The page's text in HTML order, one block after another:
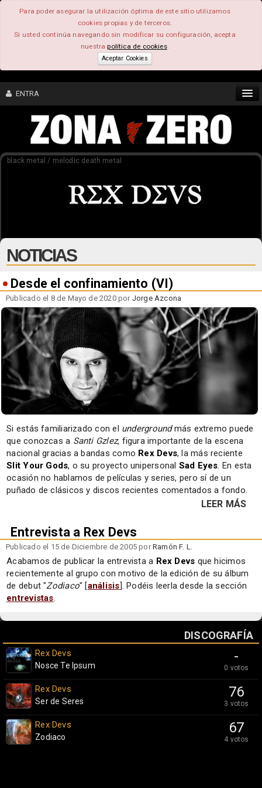
Para poder asegurar la utilización óptima de este sitio utilizamos
cookies propias y de terceros.
Si usted continúa navegando sin modificar su configuración, acepta
nuestrapolítica de cookies.
Aceptar Cookies
ENTRA
CONTENIDO
black metal / melodic death metal
NOTICIAS
Desde el confinamiento (VI)
Publicado el 8 de Mayo de 2020 por Jorge Azcona
Si estás familiarizado con el undergroundmás extremo puede
que conozcas a Santi Gzlez, figura importante de la escena
nacional gracias a bandas como Rex Devs, la más reciente
Slit Your Gods, o su proyecto unipersonal Sad Eyes. En esta
ocasión no hablamos de películas y series, pero sí de un
puñado de clásicos y discos recientes comentados a fondo.
LEER MÁS
Entrevista a Rex Devs
Publicado el 15 de Diciembre de 2005 porRamón F. L.
Acabamos de publicar la entrevista a Rex Devs que hicimos
recientemente al grupo con motivo de la edición de su álbum
de debut "Zodiaco" [análisis]. Podéis leerla desde la sección
entrevistas.
DISCOGRAFÍA
-
0 votos
Rex Devs
Nosce Te Ipsum
76
3 votos
Rex Devs
Ser de Seres
67
4 votos
Rex Devs
Zodiaco